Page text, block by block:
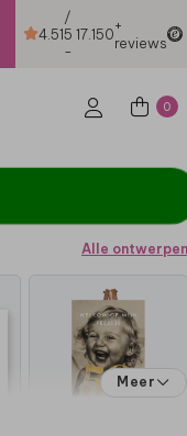
4.51
/
5
-
17.150+
reviews
0
Alle ontwerpen
Meer